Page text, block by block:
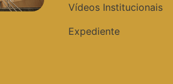
Vídeos Institucionais
Expediente